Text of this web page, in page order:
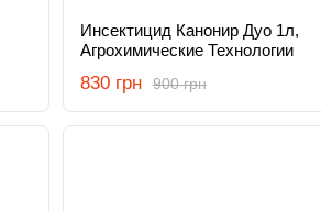
Инсектицид Канонир Дуо 1л,
Агрохимические Технологии
900 грн
830 грн